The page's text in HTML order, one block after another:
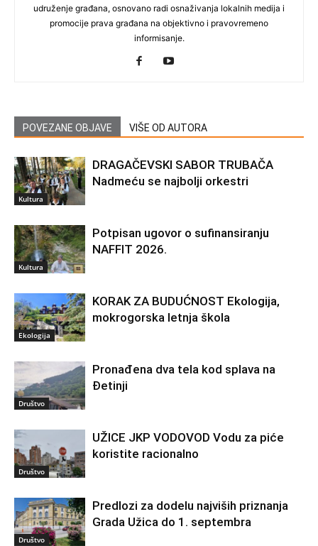
udruženje građana, osnovano radi osnaživanja lokalnih medija i
promocije prava građana na objektivno i pravovremeno
informisanje.
POVEZANE OBJAVE VIŠE OD AUTORA
Kultura
DRAGAČEVSKI SABOR TRUBAČA
Nadmeću se najbolji orkestri
Kultura
Potpisan ugovor o sufinansiranju
NAFFIT 2026.
Ekologija
KORAK ZA BUDUĆNOST Ekologija,
mokrogorska letnja škola
Društvo
Pronađena dva tela kod splava na
Đetinji
Društvo
UŽICE JKP VODOVOD Vodu za piće
koristite racionalno
Društvo
Predlozi za dodelu najviših priznanja
Grada Užica do 1. septembra